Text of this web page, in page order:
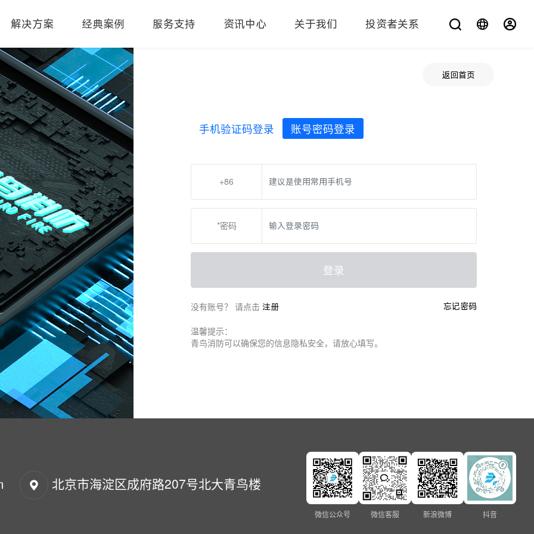
解决方案 经典案例 服务支持 资讯中心 关于我们 投资者关系 您在找什么？
返回首页
手机验证码登录 账号密码登录
+86
*密码
登录
忘记密码
没有账号？ 请点击 注册
温馨提示：
青鸟消防可以确保您的信息隐私安全，请放心填写。
北京市海淀区成府路207号北大青鸟楼
微信公众号 微信客服 新浪微博 抖音